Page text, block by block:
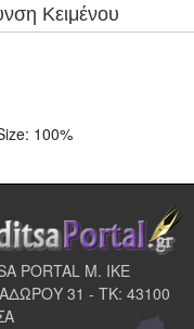
Κειμένου
100%
PORTAL Μ. ΙΚΕ
31 - ΤΚ: 43100